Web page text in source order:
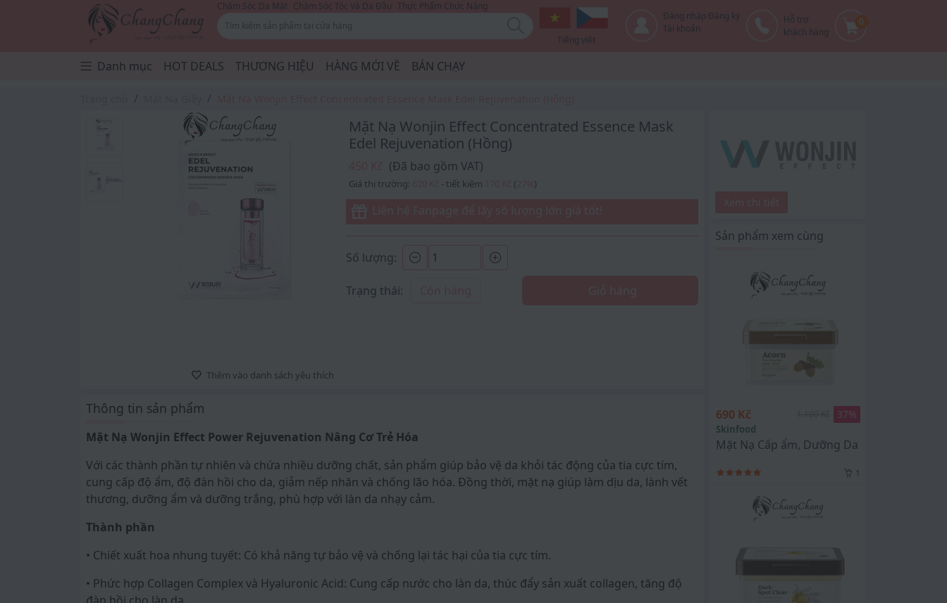
Chăm Sóc Da Mặt Chăm Sóc Tóc Và Da Đầu Thực Phẩm Chức Năng
Tiếng việt
Đăng nhập Đăng ký
Tài khoản
Hỗ trợ
khách hàng
0
Danh mục HOT DEALS THƯƠNG HIỆU HÀNG MỚI VỀ BÁN CHẠY
Thêm vào danh sách yêu thích
Mặt Nạ Wonjin Effect Concentrated Essence Mask
Edel Rejuvenation (Hồng)
(Đã bao gồm VAT)
Giá thị trường: - tiết kiệm ( )
Số lượng:
Trạng thái:
Thông tin sản phẩm
Mặt Nạ Wonjin Effect Power Rejuvenation Nâng Cơ Trẻ Hóa
Với các thành phần tự nhiên và chứa nhiều dưỡng chất, sản phẩm giúp bảo vệ da khỏi tác động của tia cực tím,
cung cấp độ ẩm, độ đàn hồi cho da, giảm nếp nhăn và chống lão hóa. Đồng thời, mặt nạ giúp làm dịu da, lành vết
thương, dưỡng ẩm và dưỡng trắng, phù hợp với làn da nhạy cảm.
Thành phần
• Chiết xuất hoa nhung tuyết: Có khả năng tự bảo vệ và chống lại tác hại của tia cực tím.
• Phức hợp Collagen Complex và Hyaluronic Acid: Cung cấp nước cho làn da, thúc đẩy sản xuất collagen, tăng độ
Sản phẩm xem cùng
690 Kč 37%
Skinfood
Mặt Nạ Cấp ẩm, Dưỡng Da Hàng Ngày
1